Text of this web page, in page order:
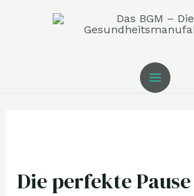
MAIN
Die perfekte Pause